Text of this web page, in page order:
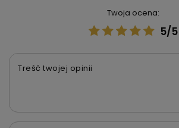
Twoja ocena:
5/5
Treść twojej opinii